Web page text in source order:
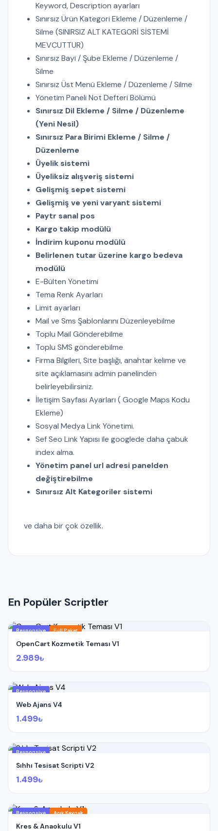
Keyword, Description ayarları
Sınırsız Ürün Kategori Ekleme / Düzenleme /
Silme (SINIRSIZ ALT KATEGORİ SİSTEMİ
MEVCUTTUR)
Sınırsız Bayi / Şube Ekleme / Düzenleme /
Silme
Sınırsız Üst Menü Ekleme / Düzenleme / Silme
Yönetim Paneli Not Defteri Bölümü
Sınırsız Dil Ekleme / Silme / Düzenleme
(Yeni Nesil)
Sınırsız Para Birimi Ekleme / Silme /
Düzenleme
Üyelik sistemi
Üyeliksiz alışveriş sistemi
Gelişmiş sepet sistemi
Gelişmiş ve yeni varyant sistemi
Paytr sanal pos
Kargo takip modülü
İndirim kuponu modülü
Belirlenen tutar üzerine kargo bedeva
modülü
E-Bülten Yönetimi
Tema Renk Ayarları
Limit ayarları
Mail ve Sms Şablonlarını Düzenleyebilme
Toplu Mail Gönderebilme
Toplu SMS gönderebilme
Firma Bilgileri, Site başlığı, anahtar kelime ve
site açıklamasını admin panelinden
belirleyebilirsiniz.
İletişim Sayfası Ayarları ( Google Maps Kodu
Ekleme)
Sosyal Medya Link Yönetimi.
Sef Seo Link Yapısı ile googlede daha çabuk
index alma.
Yönetim panel url adresi panelden
değiştirebilme
Sınırsız Alt Kategoriler sistemi
ve daha bir çok özellik.
En Popüler Scriptler
Responsive Full Paket
OpenCart Kozmetik Teması V1
2.989₺
Responsive
Web Ajans V4
1.499₺
Responsive
Sıhhı Tesisat Scripti V2
1.499₺
Responsive Açık Kaynak
Kres & Anaokulu V1